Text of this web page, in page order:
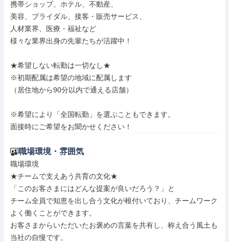
携帯ショップ、ホテル、不動産、
美容、ブライダル、接客・販売サービス、
人材業界、医療・福祉など
様々な業界出身の先輩たちが活躍中！
★希望しない転勤は一切なし★
※初期配属は希望の地域に配属します
（居住地から90分以内で通える店舗）
※希望により「全国転勤」を選ぶこともできます。
面接時にご希望をお聞かせください！
職場環境・雰囲気
職場環境
★チームで支えあう共育の文化★
「このお客さまにはどんな提案が良いだろう？」と
チーム全員で知恵を出し合う文化が根付いており、チームワーク
よく働くことができます。
お客さまからいただいたお褒めの言葉を共有し、称え合う風土も
当社の自慢です。